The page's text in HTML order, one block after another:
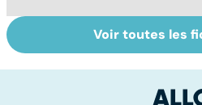
Tout savoir sur le
cancer de la
Voir toutes les